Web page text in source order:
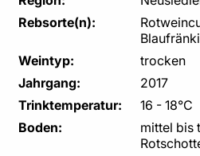
Rebsorte(n):
Weintyp:
trocken
Jahrgang:
2017
Trinktemperatur:
16 - 18°C
Boden:
mittel bis